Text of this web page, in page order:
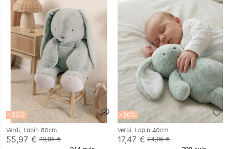
-30%
Verdi, Lapin 80cm
55,97 € 79,95 €
-30%
Verdi, Lapin 40cm
17,47 € 24,95 €